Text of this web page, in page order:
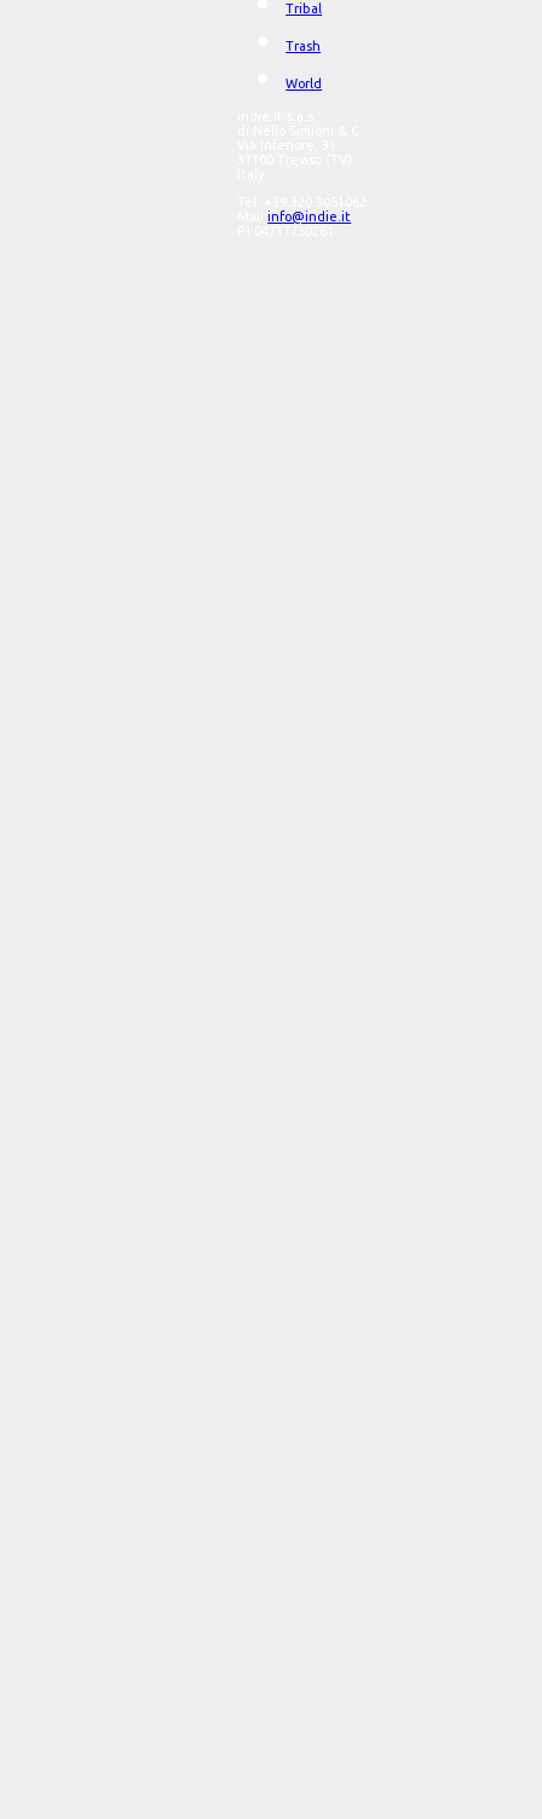
Tribal
Trash
World
Mailinfo@indie.it